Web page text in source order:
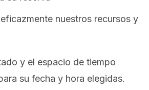
nuestros recursos y
y el espacio de tiempo
su fecha y hora elegidas.